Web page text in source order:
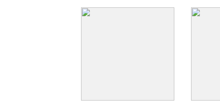
бесплатным
общественным